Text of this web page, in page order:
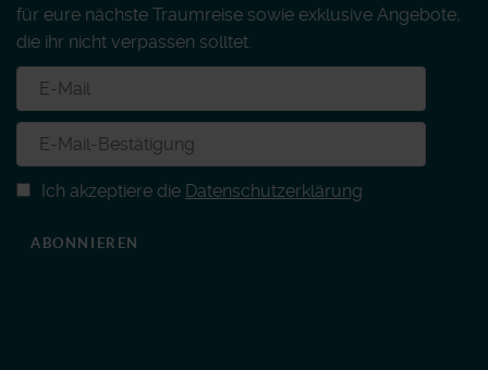
für eure nächste Traumreise sowie exklusive Angebote,
die ihr nicht verpassen solltet.
Ich akzeptiere die Datenschutzerklärung
ABONNIEREN